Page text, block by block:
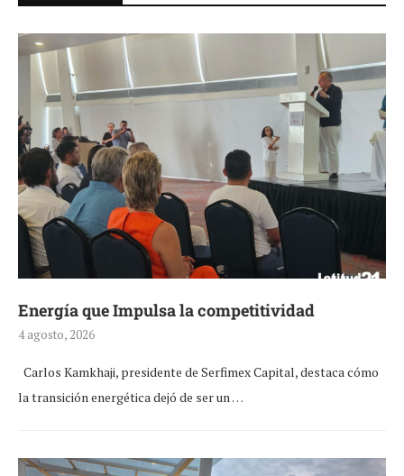
Energía que Impulsa la competitividad
4 agosto, 2026
Carlos Kamkhaji, presidente de Serfimex Capital, destaca cómo
la transición energética dejó de ser un …